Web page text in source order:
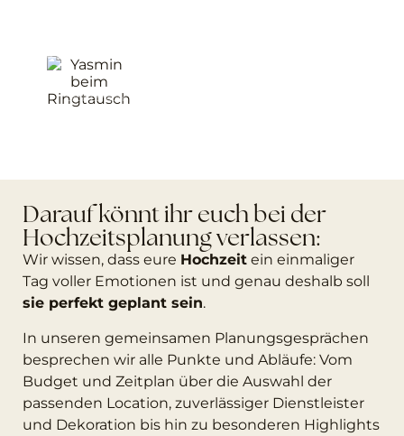
Cecile Conquer
Cecile Conquer
Darauf könnt ihr euch bei der
Hochzeitsplanung verlassen:
Wir wissen, dass eure Hochzeit ein einmaliger
Tag voller Emotionen ist und genau deshalb soll
sie perfekt geplant sein.
In unseren gemeinsamen Planungsgesprächen
besprechen wir alle Punkte und Abläufe: Vom
Budget und Zeitplan über die Auswahl der
passenden Location, zuverlässiger Dienstleister
und Dekoration bis hin zu besonderen Highlights